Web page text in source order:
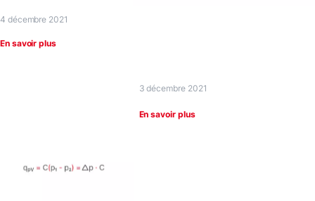
4 décembre 2021
En savoir plus
3 décembre 2021
En savoir plus